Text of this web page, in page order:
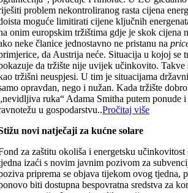
problem nekontroliranog rasta cijena
moguće limitirati cijene ključnih
onim europskim tržištima gdje je skok cijena
neke članice jednostavno ne pristanu na
da Austrija neće. Situacija u kojoj se
da tržište nije uvijek učinkovito. Takve
tržišni neuspjesi. U tim je situacijama
opravdan, nego i nužan. Kada tržište
ruka“ Adama Smitha putem ponude
u gospodarstvu..Pročitaj više
novi natječaji za kućne solare
za zaštitu okoliša i energetsku
izaći s novim javnim pozivom za
priprema se objava tijekom ovog tjedna,
biti dostupna bespovratna sredstva za